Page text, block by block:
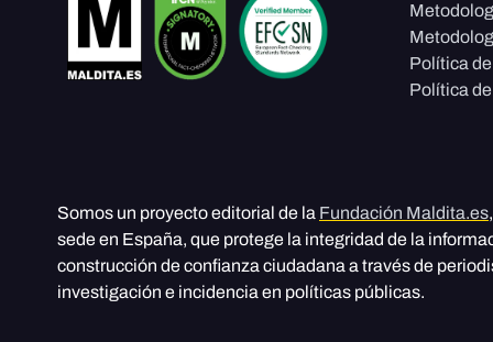
Política
Política
Somos un proyecto editorial de la Fundación Maldita.es
sede en España, que protege la integridad de la
construcción de confianza ciudadana a través de
investigación e incidencia en políticas públicas.